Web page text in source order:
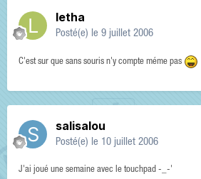
letha
Posté(e) le 9 juillet 2006
C'est sur que sans souris n'y compte méme pas
salisalou
Posté(e) le 10 juillet 2006
J'ai joué une semaine avec le touchpad -_-'